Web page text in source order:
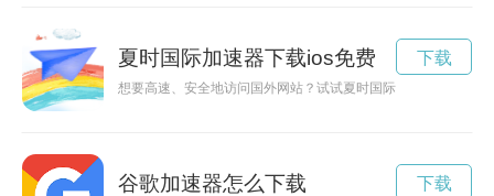
夏时国际加速器下载ios免费
想要高速、安全地访问国外网站？试试夏时国际加速器下载iOS
下载
谷歌加速器怎么下载 下载